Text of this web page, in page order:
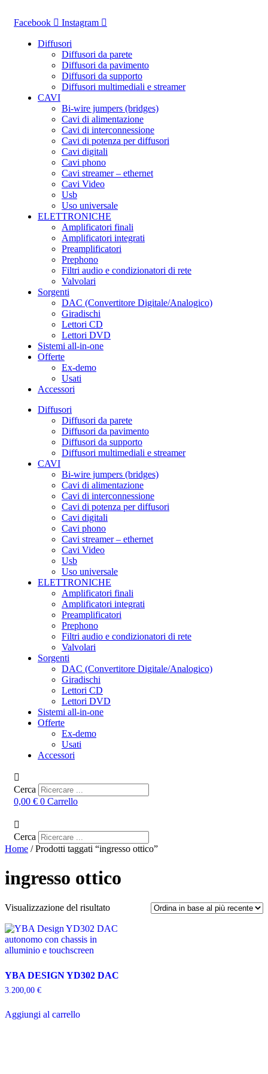
Facebook Instagram
Diffusori
Diffusori da parete
Diffusori da pavimento
Diffusori da supporto
Diffusori multimediali e streamer
CAVI
Bi-wire jumpers (bridges)
Cavi di alimentazione
Cavi di interconnessione
Cavi di potenza per diffusori
Cavi digitali
Cavi phono
Cavi streamer – ethernet
Cavi Video
Usb
Uso universale
ELETTRONICHE
Amplificatori finali
Amplificatori integrati
Preamplificatori
Prephono
Filtri audio e condizionatori di rete
Valvolari
Sorgenti
DAC (Convertitore Digitale/Analogico)
Giradischi
Lettori CD
Lettori DVD
Sistemi all-in-one
Offerte
Ex-demo
Usati
Accessori
Diffusori
Diffusori da parete
Diffusori da pavimento
Diffusori da supporto
Diffusori multimediali e streamer
CAVI
Bi-wire jumpers (bridges)
Cavi di alimentazione
Cavi di interconnessione
Cavi di potenza per diffusori
Cavi digitali
Cavi phono
Cavi streamer – ethernet
Cavi Video
Usb
Uso universale
ELETTRONICHE
Amplificatori finali
Amplificatori integrati
Preamplificatori
Prephono
Filtri audio e condizionatori di rete
Valvolari
Sorgenti
DAC (Convertitore Digitale/Analogico)
Giradischi
Lettori CD
Lettori DVD
Sistemi all-in-one
Offerte
Ex-demo
Usati
Accessori
Cerca
0,00 € 0 Carrello
Cerca
Home / Prodotti taggati “ingresso ottico”
ingresso ottico
Visualizzazione del risultato
YBA DESIGN YD302 DAC
3.200,00 €
Aggiungi al carrello